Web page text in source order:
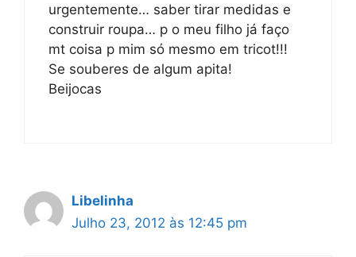
urgentemente… saber tirar medidas e
construir roupa… p o meu filho já faço
mt coisa p mim só mesmo em tricot!!!
Se souberes de algum apita!
Beijocas
Libelinha
Julho 23, 2012 às 12:45 pm